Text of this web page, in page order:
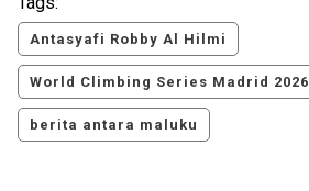
Antasyafi Robby Al Hilmi
World Climbing Series Madrid 2026
berita antara maluku